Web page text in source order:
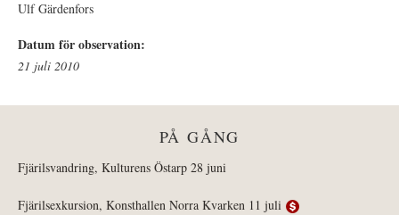
Ulf Gärdenfors
Datum för observation:
21 juli 2010
PÅ GÅNG
Fjärilsvandring, Kulturens Östarp 28 juni
Fjärilsexkursion, Konsthallen Norra Kvarken 11 juli